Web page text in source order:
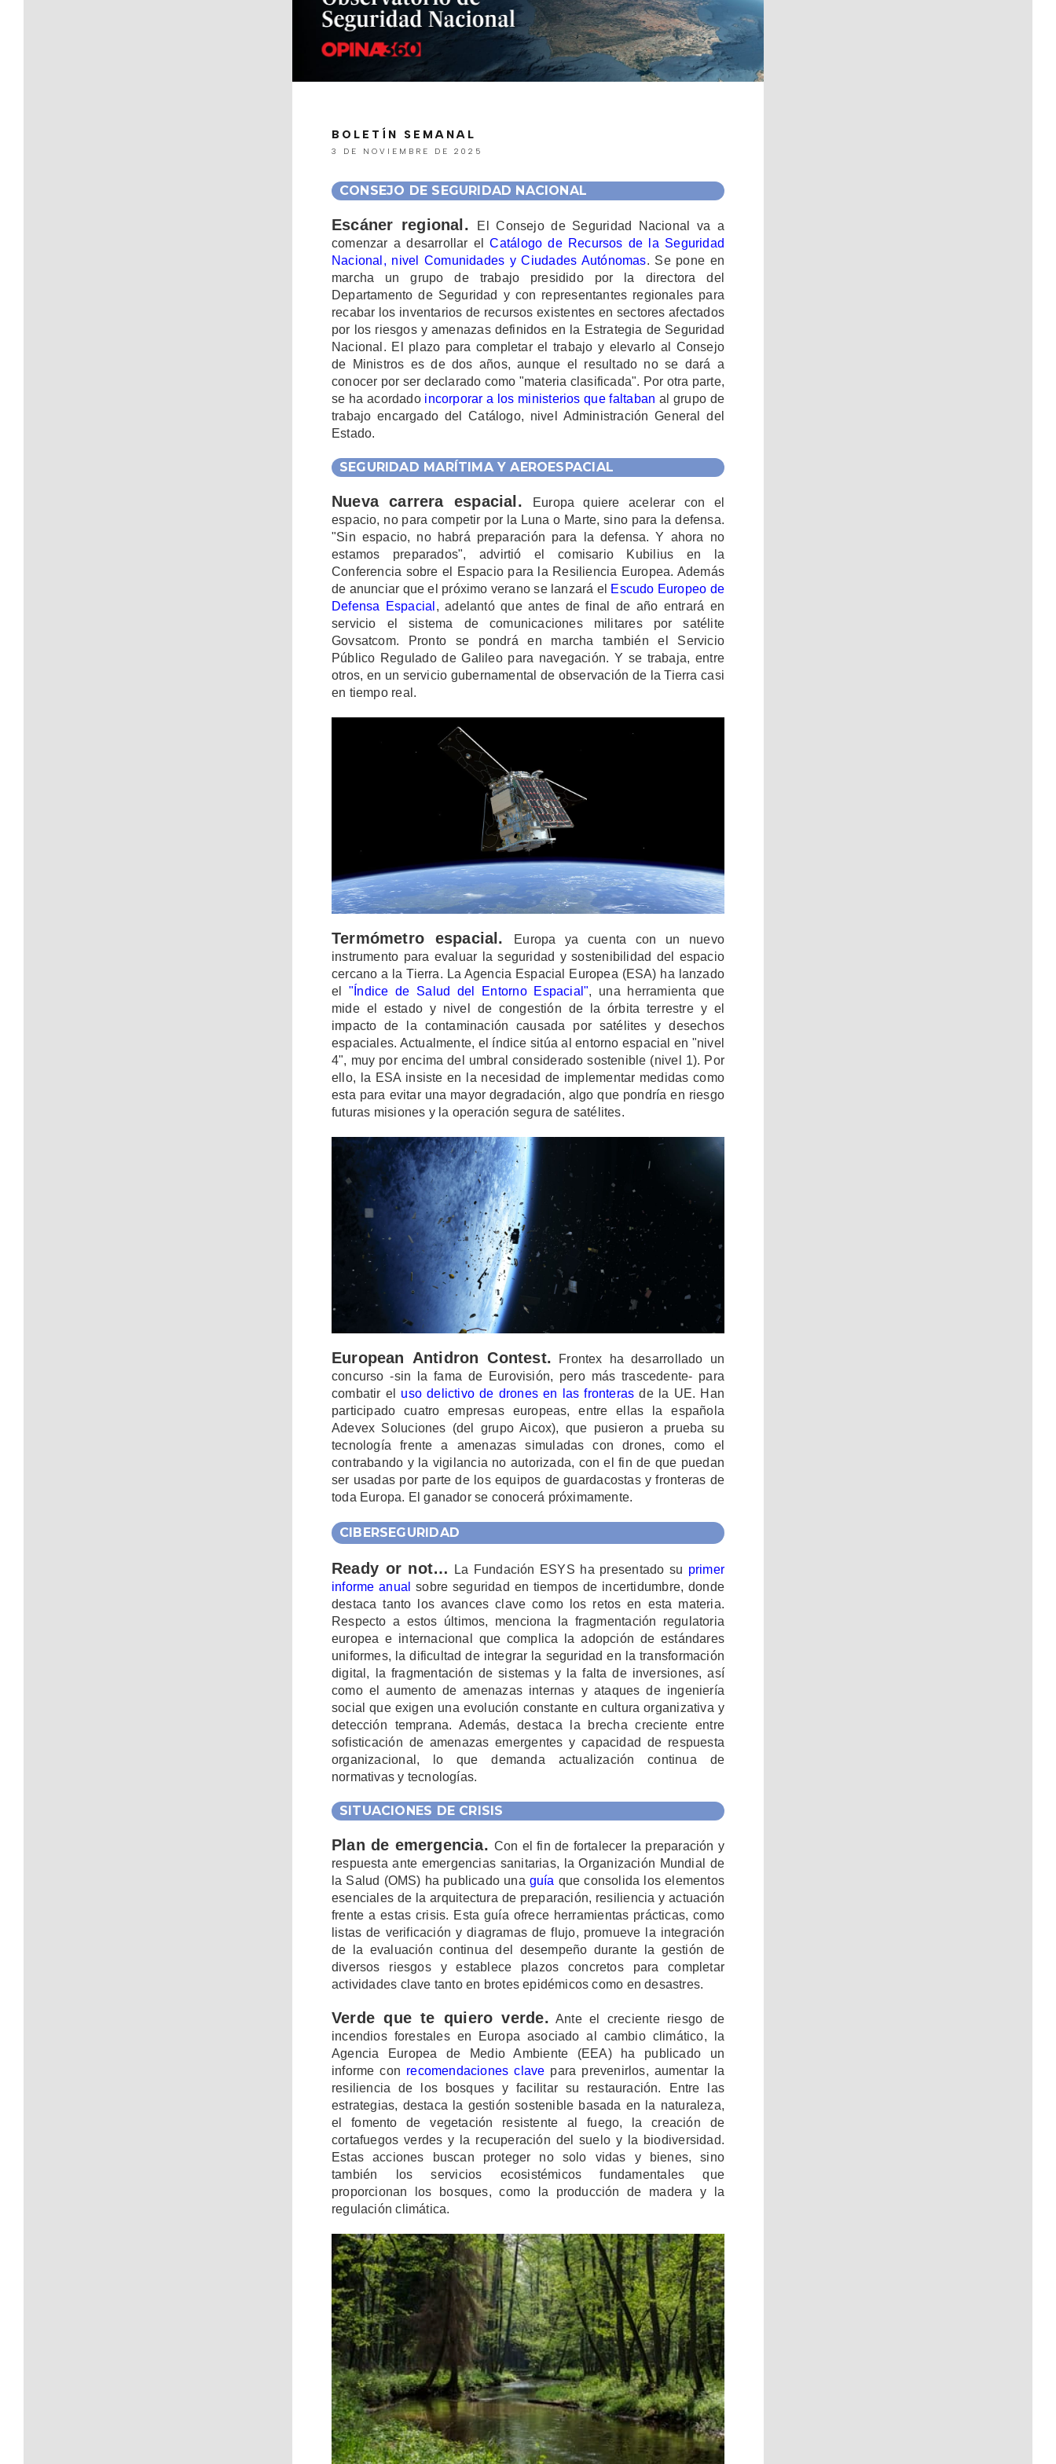
BOLETÍN SEMANAL
3 DE NOVIEMBRE DE 2025
CONSEJO DE SEGURIDAD NACIONAL
Escáner regional.
El Consejo de Seguridad Nacional va a
comenzar a desarrollar elCatálogo de Recursos de la Seguridad
Nacional, nivel Comunidades y Ciudades Autónomas. Se pone en
marcha un grupo de trabajo presidido por la directora del
Departamento de Seguridad y con representantes regionales para
recabar los inventarios de recursos existentes en sectores afectados
por los riesgos y amenazas definidos en la Estrategia de Seguridad
Nacional. El plazo para completar el trabajo y elevarlo al Consejo
de Ministros es de dos años, aunque el resultado no se dará a
conocer por ser declarado como "materia clasificada". Por otra parte,
se ha acordado incorporar a los ministerios que faltaban al grupo de
trabajo encargado del Catálogo, nivel Administración General del
Estado.
SEGURIDAD MARÍTIMA Y AEROESPACIAL
Nueva carrera espacial.
Europa quiere acelerar con el
espacio, no para competir por la Luna o Marte, sino para la defensa.
"Sin espacio, no habrá preparación para la defensa. Y ahora no
estamos preparados", advirtió el comisario Kubilius en la
Conferencia sobre el Espacio para la Resiliencia Europea. Además
de anunciar que el próximo verano se lanzará el Escudo Europeo de
Defensa Espacial , adelantó que antes de final de año entrará en
servicio el sistema de comunicaciones militares por satélite
Govsatcom. Pronto se pondrá en marcha también el Servicio
Público Regulado de Galileo para navegación. Y se trabaja, entre
otros, en un servicio gubernamental de observación de la Tierra casi
en tiempo real.
Termómetro espacial.
Europa ya cuenta con un nuevo
instrumento para evaluar la seguridad y sostenibilidad del espacio
cercano a la Tierra. La Agencia Espacial Europea (ESA) ha lanzado
el"Índice de Salud del Entorno Espacial", una herramienta que
mide el estado y nivel de congestión de la órbita terrestre y el
impacto de la contaminación causada por satélites y desechos
espaciales. Actualmente, el índice sitúa al entorno espacial en "nivel
4", muy por encima del umbral considerado sostenible (nivel 1). Por
ello, la ESA insiste en la necesidad de implementar medidas como
esta para evitar una mayor degradación, algo que pondría en riesgo
futuras misiones y la operación segura de satélites.
European Antidron Contest. Frontex ha desarrollado un
concurso -sin la fama de Eurovisión, pero más trascedente- para
combatir el uso delictivo de drones en las fronteras de la UE. Han
participado cuatro empresas europeas, entre ellas la española
Adevex Soluciones (del grupo Aicox), que pusieron a prueba su
tecnología frente a amenazas simuladas con drones, como el
contrabando y la vigilancia no autorizada, con el fin de que puedan
ser usadas por parte de los equipos de guardacostas y fronteras de
toda Europa. El ganador se conocerá próximamente.
CIBERSEGURIDAD
Ready or not… La Fundación ESYS ha presentado su primer
informe anual
sobre seguridad en tiempos de incertidumbre, donde
destaca tanto los avances clave como los retos en esta materia.
Respecto a estos últimos, menciona la fragmentación regulatoria
europea e internacional que complica la adopción de estándares
uniformes, la dificultad de integrar la seguridad en la transformación
digital, la fragmentación de sistemas y la falta de inversiones, así
como el aumento de amenazas internas y ataques de ingeniería
social que exigen una evolución constante en cultura organizativa y
detección temprana. Además, destaca la brecha creciente entre
sofisticación de amenazas emergentes y capacidad de respuesta
organizacional, lo que demanda actualización continua de
normativas y tecnologías.
SITUACIONES DE CRISIS
Plan de emergencia. Con el fin de fortalecer la preparación y
respuesta ante emergencias sanitarias, la Organización Mundial de
la Salud (OMS) ha publicado una guía que consolida los elementos
esenciales de la arquitectura de preparación, resiliencia y actuación
frente a estas crisis. Esta guía ofrece herramientas prácticas, como
listas de verificación y diagramas de flujo, promueve la integración
de la evaluación continua del desempeño durante la gestión de
diversos riesgos y establece plazos concretos para completar
actividades clave tanto en brotes epidémicos como en desastres.
Verde que te quiero verde. Ante el creciente riesgo de
incendios forestales en Europa asociado al cambio climático, la
Agencia Europea de Medio Ambiente (EEA) ha publicado un
informe con recomendaciones clave para prevenirlos, aumentar la
resiliencia de los bosques y facilitar su restauración. Entre las
estrategias, destaca la gestión sostenible basada en la naturaleza,
el fomento de vegetación resistente al fuego, la creación de
cortafuegos verdes y la recuperación del suelo y la biodiversidad.
Estas acciones buscan proteger no solo vidas y bienes, sino
también los servicios ecosistémicos fundamentales que
proporcionan los bosques, como la producción de madera y la
regulación climática.